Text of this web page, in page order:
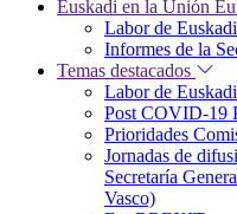
Euskadi en la Unión
Labor de
Informes de la
Temas destacados
Labor de
Post COVID-19
Prioridades
Jornadas de
Secretaría
Vasco)